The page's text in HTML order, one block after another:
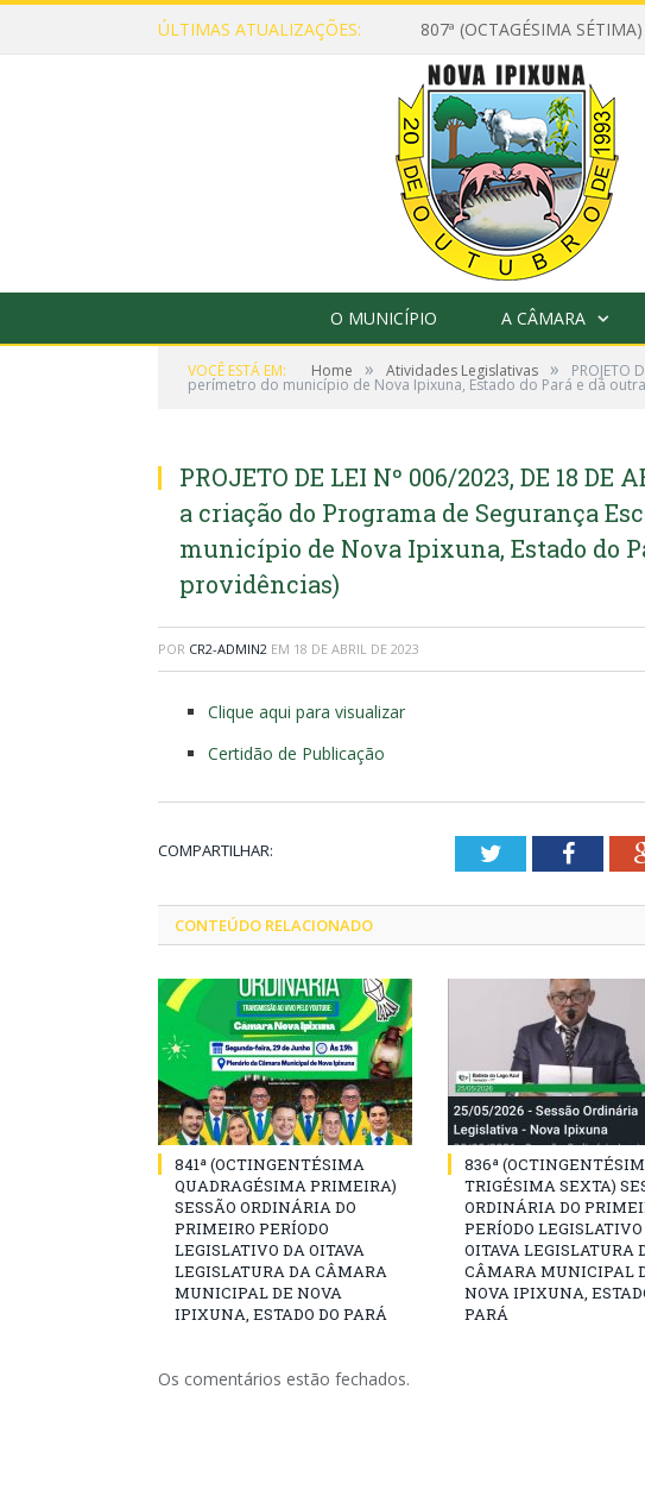
ÚLTIMAS ATUALIZAÇÕES: 807ª (OCTAGÉSIMA
O MUNICÍPIO A CÂMARA
VOCÊ ESTÁ EM: Home » Atividades Legislativas » PROJETO
perímetro do município de Nova Ipixuna, Estado do Pará e dá
PROJETO DE LEI Nº 006/2023, DE 18 DE
a criação do Programa de Segurança
município de Nova Ipixuna, Estado do
providências)
POR CR2-ADMIN2 EM 18 DE ABRIL DE 2023
Clique aqui para visualizar
Certidão de Publicação
COMPARTILHAR: Twitter
CONTEÚDO RELACIONADO
841ª (OCTINGENTÉSIMA
QUADRAGÉSIMA PRIMEIRA)
SESSÃO ORDINÁRIA DO
PRIMEIRO PERÍODO
LEGISLATIVO DA OITAVA
LEGISLATURA DA CÂMARA
MUNICIPAL DE NOVA
IPIXUNA, ESTADO DO PARÁ
836ª
TRIGÉSIMA SEXTA)
ORDINÁRIA DO
PERÍODO
OITAVA LEGISLATURA
CÂMARA MUNICIPAL
NOVA IPIXUNA,
PARÁ
Os comentários estão fechados.